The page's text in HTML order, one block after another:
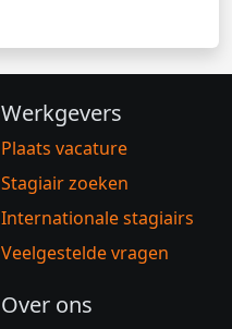
Werkgevers
Plaats vacature
Stagiair zoeken
Internationale stagiairs
Veelgestelde vragen
Over ons